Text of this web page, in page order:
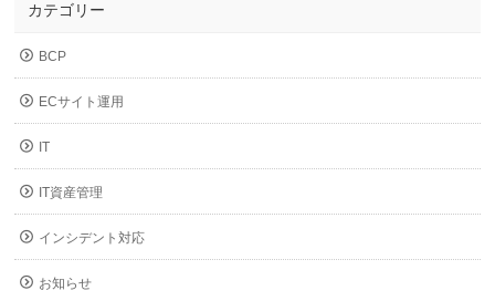
カテゴリー
BCP
ECサイト運用
IT
IT資産管理
インシデント対応
お知らせ